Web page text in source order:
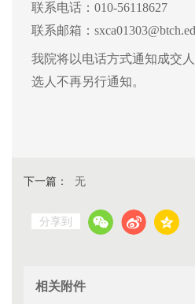
联系电话：010-56118627
联系邮箱：
我院将以电话方式通知成交
选人不再另行通知。
下一篇： 无
分享到
相关附件